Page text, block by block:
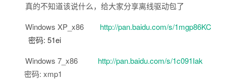
真的不知道该说什么，给大家分享离线驱动包了
Windows XP_x86 http://pan.baidu.com/s/1mgp86KC
密码: 51ei
Windows 7_x86 http://pan.baidu.com/s/1c091Iak
密码: xmp1